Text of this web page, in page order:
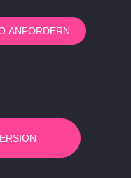
ANFORDERN